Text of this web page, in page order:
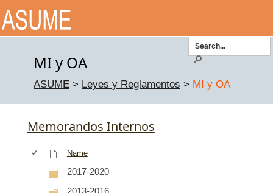
MI y OA
ASUME > Leyes y Reglamentos > MI y OA
Memorandos Internos
Name
2017-2020
2013-2016